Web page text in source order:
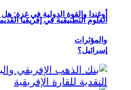
أوغندا والقوة الدولية في غزة:
إسرائيل؟
العلوم التطبيقية في إفريقيا
والمؤثرات